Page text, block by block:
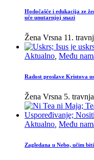
Hodočašće i edukacija ze
uče unutarnjoj snazi
Žena Vrsna 11.
Aktualno Među
Radost proslave Kristova
Žena Vrsna 5.
Aktualno Među
Zagledana u Nebo, učim